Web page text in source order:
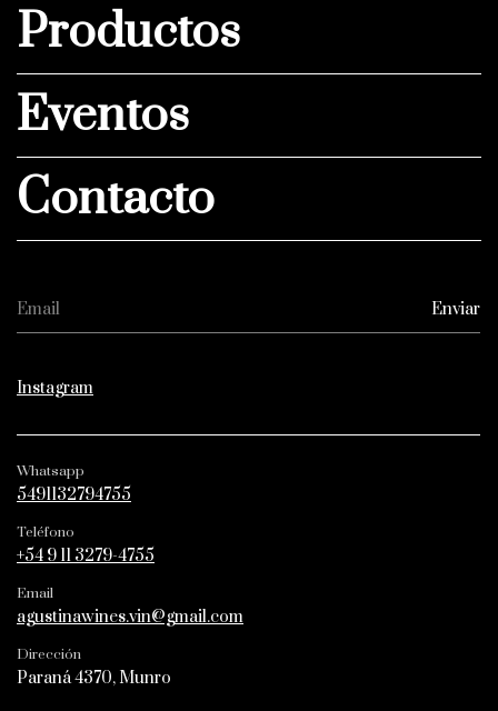
Productos
Eventos
Contacto
Instagram
Whatsapp
5491132794755
Teléfono
+54 9 11 3279-4755
Email
agustinawines.vin@gmail.com
Dirección
Paraná 4370, Munro